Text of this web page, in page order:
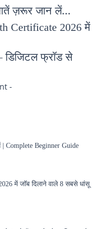
ज़रूर जान लें...
Certificate 2026 में
डिजिटल फ्रॉड से
-
Beginner Guide
में जॉब दिलाने वाले 8 सबसे धांसू